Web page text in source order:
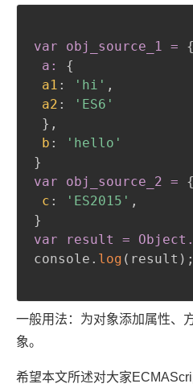
var obj_source_1 =
{
a:
{
a1 : 'hi' ,
a2 :
'ES6'
} ,
b :
'hello'
}
var obj_source_2 =
{
c : 'ES2015' ,
}
var result = Object
console. log ( result ) ;
一般用法：为对象添加属性、
象。
希望本文所述对大家